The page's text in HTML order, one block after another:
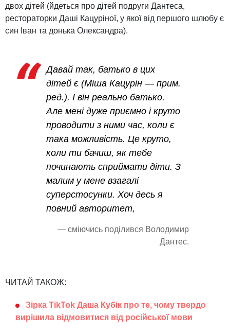
двох дітей (йдеться про дітей подруги Дантеса,
рестораторки Даші Кацуріної, у якої від першого шлюбу є
син Іван та донька Олександра).
Давай так, батько в цих
дітей є (Міша Кацурін — прим.
ред.). І він реально батько.
Але мені дуже приємно і круто
проводити з ними час, коли є
така можливість. Це круто,
коли ти бачиш, як тебе
починають сприймати діти. З
малим у мене взагалі
суперстосунки. Хоч десь я
повний авторитет,
— сміючись поділився Володимир
Дантес.
ЧИТАЙ ТАКОЖ:
Зірка TikTok Даша Кубік про те, чому твердо
вирішила відмовитися від російської мови